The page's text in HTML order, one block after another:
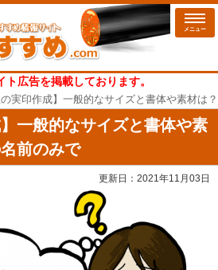
メニュー
広告を掲載しております。
実印作成】一般的なサイズと書体や素材は
】一般的なサイズと書体や素
前のみで
更新日： 2021年11月03日